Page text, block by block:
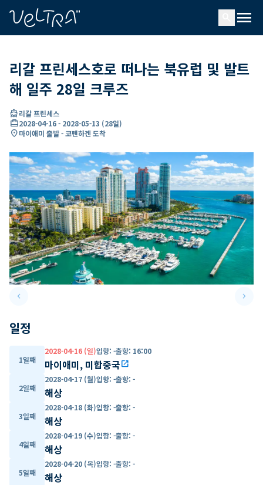
menu
리갈 프린세스호로 떠나는 북유럽 및 발트
해 일주 28일 크루즈
directions_boat리갈 프린세스
card_travel2028-04-16- 2028-05-13 (28일)
location_on마이애미 출발 - 코펜하겐 도착
keyboard_arrow_leftPrevious slide keyboard_arrow_right
일정
1일째
2028-04-16 (일)입항: -출항: 16:00
마이애미, 미합중국open_in_new
2일째
2028-04-17 (월)입항: -출항: -
해상
3일째
2028-04-18 (화)입항: -출항: -
해상
4일째
2028-04-19 (수)입항: -출항: -
해상
5일째
2028-04-20 (목)입항: -출항: -
해상